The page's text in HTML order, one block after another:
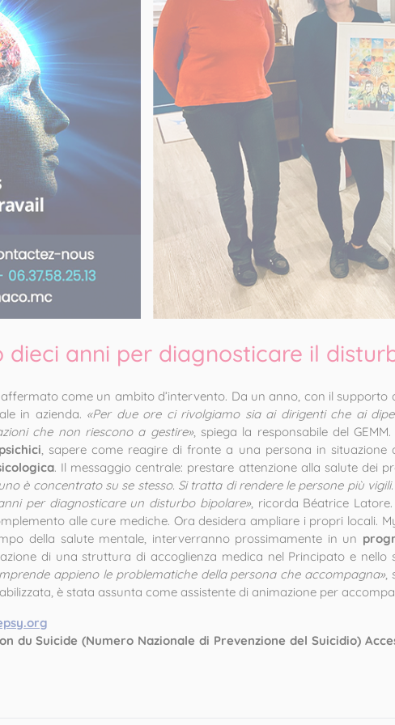
dieci anni per diagnosticare il
come un ambito d’intervento. Da un anno, con il supporto
in azienda. «Per due ore ci rivolgiamo sia ai dirigenti che ai
che non riescono a gestire», spiega la responsabile del
, sapere come reagire di fronte a una persona in
. Il messaggio centrale: prestare attenzione alla salute dei
è concentrato su se stesso. Si tratta di rendere le persone più
per diagnosticare un disturbo bipolare», ricorda Béatrice Latore.
alle cure mediche. Ora desidera ampliare i propri locali.
della salute mentale, interverranno prossimamente in un
di una struttura di accoglienza medica nel Principato e nello
appieno le problematiche della persona che accompagna»,
è stata assunta come assistente di animazione per
du Suicide (Numero Nazionale di Prevenzione del Suicidio)